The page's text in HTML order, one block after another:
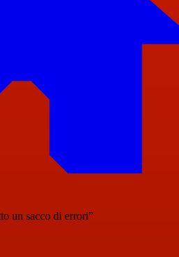
un sacco di errori”